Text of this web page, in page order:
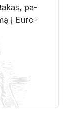
pa­
į Eu­ro­